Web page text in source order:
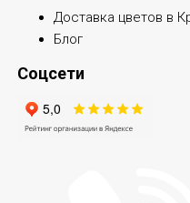
Доставка цветов в
Блог
Соцсети